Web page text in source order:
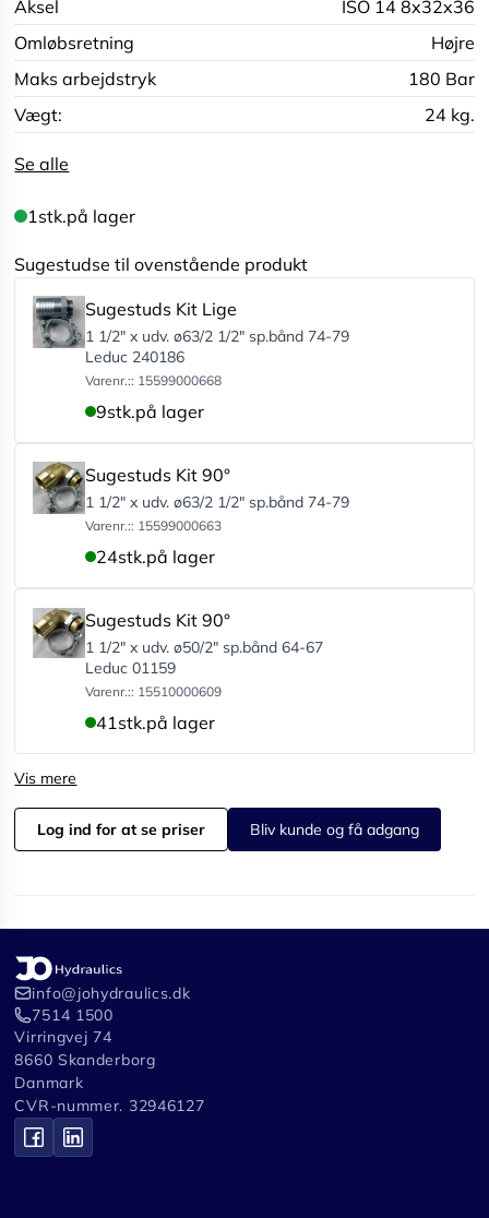
Aksel
ISO 14 8x32x36
Omløbsretning
Højre
Maks arbejdstryk
180 Bar
Vægt:
24 kg.
Se alle
1stk.på lager
Sugestudse til ovenstående produkt
Sugestuds Kit Lige
1 1/2" x udv. ø63/2 1/2" sp.bånd 74-79
Leduc 240186
Varenr.:: 15599000668
9stk.på lager
Sugestuds Kit 90°
1 1/2" x udv. ø63/2 1/2" sp.bånd 74-79
Varenr.:: 15599000663
24stk.på lager
Sugestuds Kit 90°
1 1/2" x udv. ø50/2" sp.bånd 64-67
Leduc 01159
Varenr.:: 15510000609
41stk.på lager
Vis mere
Log ind for at se priser Bliv kunde og få adgang
info@johydraulics.dk
7514 1500
Virringvej 74
8660 Skanderborg
Danmark
CVR-nummer. 32946127